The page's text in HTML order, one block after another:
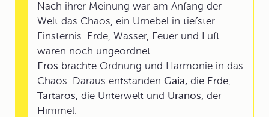
Nach ihrer Meinung war am Anfang der
Welt das Chaos, ein Urnebel in tiefster
Finsternis. Erde, Wasser, Feuer und Luft
waren noch ungeordnet.
Eros brachte Ordnung und Harmonie in das
Chaos. Daraus entstanden Gaia, die Erde,
Tartaros, die Unterwelt und Uranos, der
Himmel.